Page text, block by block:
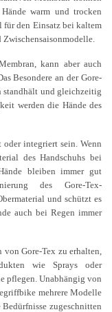
warm und trocken
für den Einsatz bei kaltem
kann aber auch
Besondere an der Gore-
standhält und gleichzeitig
werden die Hände des
integriert sein. Wenn
des Handschuhs bei
bleiben immer gut
des Gore-Tex-
und schützt es
auch bei Regen immer
Gore-Tex zu erhalten,
wie Sprays oder
pflegen. Unabhängig von
mehrere Modelle
zugeschnitten